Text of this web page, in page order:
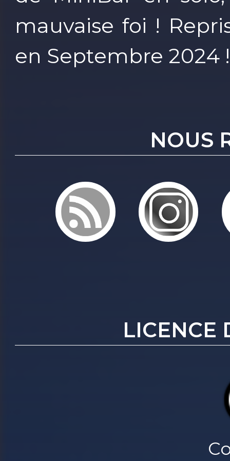
mauvaise foi !
en Septembre 2024 !
NOUS
LICENCE